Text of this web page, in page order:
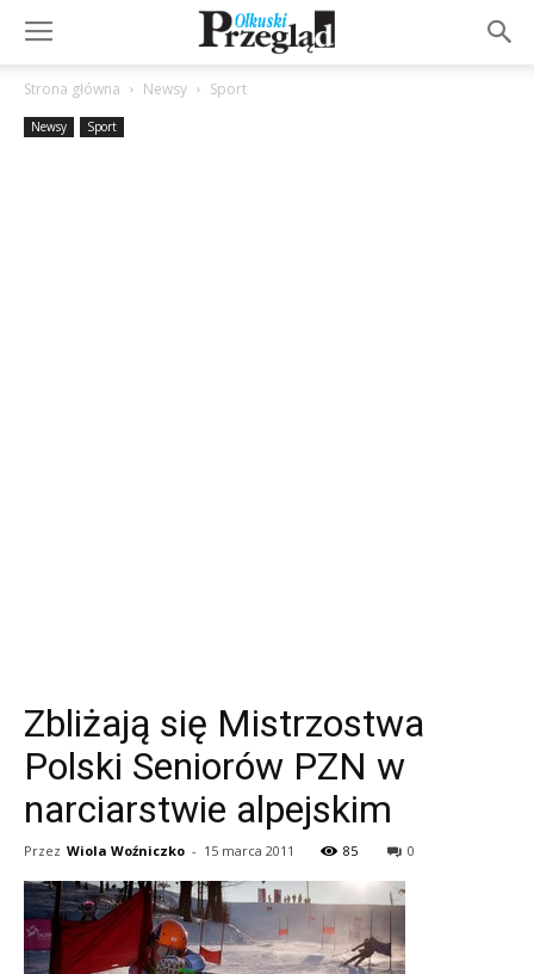
Strona główna Newsy Sport
Newsy Sport
Zbliżają się Mistrzostwa
Polski Seniorów PZN w
narciarstwie alpejskim
Przez Wiola Woźniczko - 15 marca 2011 85 0